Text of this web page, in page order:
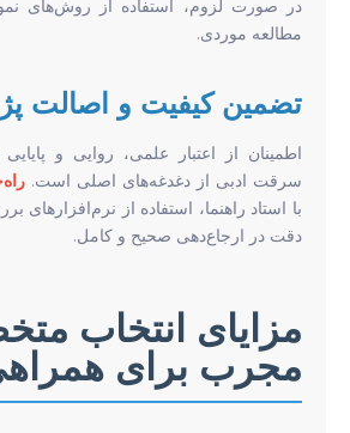
در صورت لزوم، استفاده از روش‌های
مطالعه موردی.
تضمین کیفیت و اصالت
اطمینان از اعتبار علمی، روایی و
سرقت ادبی از دغدغه‌های اصلی است.
با استاد راهنما، استفاده از
دقت در ارجاع‌دهی صحیح و کامل.
مزایای انتخاب
مجرب برای